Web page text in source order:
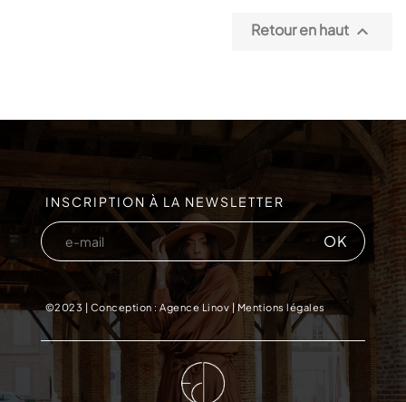
Retour en haut 
INSCRIPTION À LA NEWSLETTER
©2023 | Conception : Agence Linov|Mentions légales